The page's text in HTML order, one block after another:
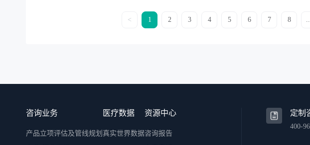
< 1 2 3 4 5 6 7 8
咨询业务
产品立项评估及管线规划
医疗数据
真实世界数据
资源中心
咨询报告
定制
400-